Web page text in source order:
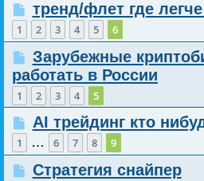
тренд/флет где
1 2 3 4 5 6
Зарубежные
работать в России
1 2 3 4 5
AI трейдинг кто
1 … 6 7 8 9
Стратегия снайпер